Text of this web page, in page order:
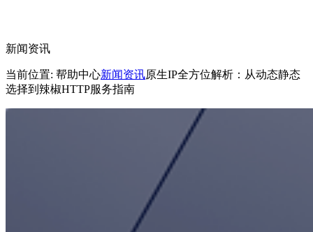
新闻资讯
当前位置: 帮助中心新闻资讯原生IP全方位解析：从动态静态
选择到辣椒HTTP服务指南